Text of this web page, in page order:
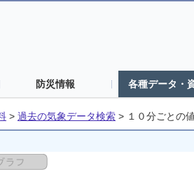
防災情報 各種データ・
> 過去の気象データ検索 > １０分ごとの